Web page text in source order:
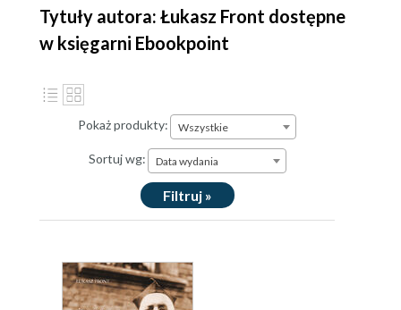
Tytuły autora: Łukasz Front dostępne
w księgarni Ebookpoint
Pokaż produkty: Wszystkie
Sortuj wg: Data wydania
Filtruj »